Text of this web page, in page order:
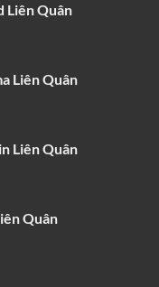
Liên Quân
Liên Quân
Liên Quân
Quân